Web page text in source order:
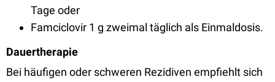
Tage oder
Famciclovir 1 g zweimal täglich als Einmaldosis.
Dauertherapie
Bei häufigen oder schweren Rezidiven empfiehlt sich